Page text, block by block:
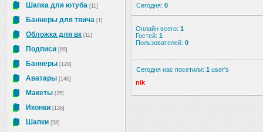
Шапка для ютуба [11]
Баннеры для твича [1]
Обложка для вк [11]
Подписи [95]
Баннеры [128]
Аватары [146]
Макеты [25]
Иконки [136]
Шапки [58]
Сегодня: 0
Онлайн всего: 1
Гостей: 1
Пользователей: 0
Сегодня нас посетили: 1 user's
nik